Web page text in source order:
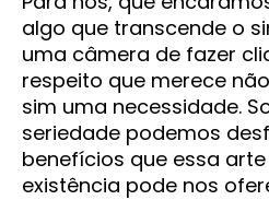
algo que transcende o
uma câmera de fazer
respeito que merece
sim uma necessidade.
seriedade podemos
benefícios que essa
existência pode nos